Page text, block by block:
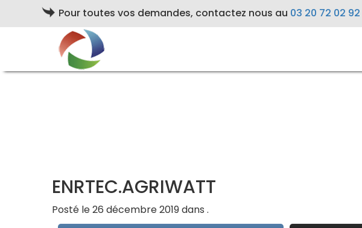
Pour toutes vos demandes, contactez nous au 03 20 72 02 92
ENRTEC.AGRIWATT
Posté le 26 décembre 2019 dans .